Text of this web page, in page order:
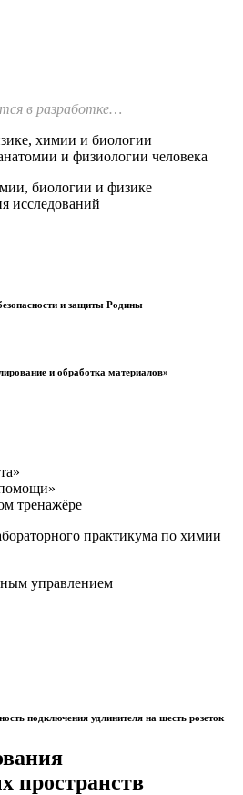
в разработке…
химии и биологии
и физиологии человека
биологии и физике
исследований
и защиты Родины
и обработка материалов»
тренажёре
практикума по химии
управлением
подключения удлинителя на шесть розеток
пространств